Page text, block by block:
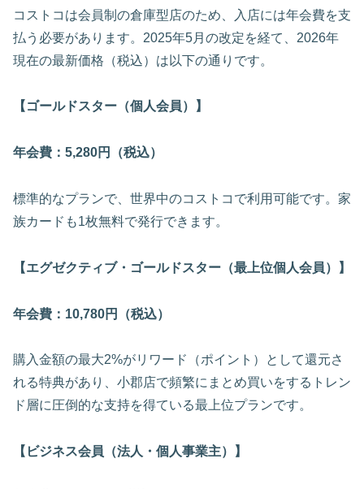
コストコは会員制の倉庫型店のため、入店には年会費を支
払う必要があります。2025年5月の改定を経て、2026年
現在の最新価格（税込）は以下の通りです。
【ゴールドスター（個人会員）】
年会費：5,280円（税込）
標準的なプランで、世界中のコストコで利用可能です。家
族カードも1枚無料で発行できます。
【エグゼクティブ・ゴールドスター（最上位個人会員）】
年会費：10,780円（税込）
購入金額の最大2%がリワード（ポイント）として還元さ
れる特典があり、小郡店で頻繁にまとめ買いをするトレン
ド層に圧倒的な支持を得ている最上位プランです。
【ビジネス会員（法人・個人事業主）】